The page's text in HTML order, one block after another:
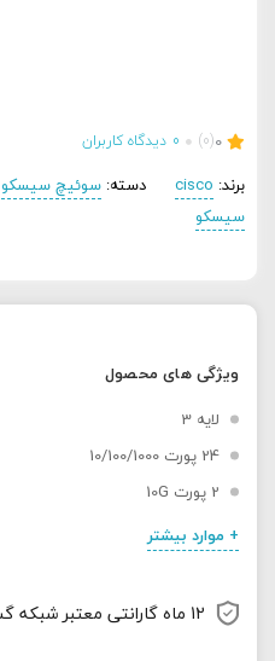
0
(0)
0 دیدگاه کاربران
برند: cisco دسته: سوئیچ سیسکو 3750
سیسکو
ویژگی های محصول
لایه 3
24 پورت 10/100/1000
2 پورت 10G
+ موارد بیشتر
12 ماه گارانتی معتبر شبکه گستران فرابورس